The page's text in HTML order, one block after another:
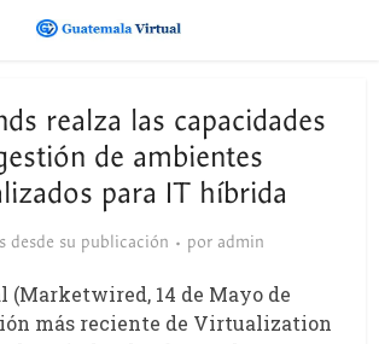
realza las capacidades
de ambientes
para IT híbrida
desde su publicación por admin
(Marketwired, 14 de Mayo de
más reciente de Virtualization